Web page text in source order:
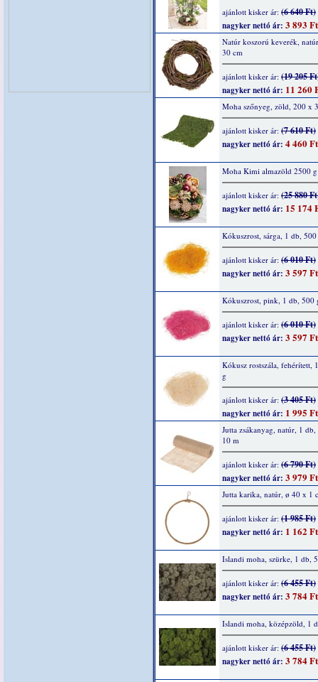
ajánlott kisker ár: (6 640 Ft)
nagyker nettó ár: 3 893 Ft
Natúr koszorú keverék,
30 cm
ajánlott kisker ár: (19 205
nagyker nettó ár: 11 260
Moha szőnyeg, zöld, 200 x
ajánlott kisker ár: (7 610 Ft)
nagyker nettó ár: 4 460 Ft
Moha Kimi almazöld 2500 g
ajánlott kisker ár: (25 880
nagyker nettó ár: 15 174
Kókuszrost, sárga, 1 db,
ajánlott kisker ár: (6 010 Ft)
nagyker nettó ár: 3 597 Ft
Kókuszrost, pink, 1 db, 500
ajánlott kisker ár: (6 010 Ft)
nagyker nettó ár: 3 597 Ft
Kókusz rostszála, fehérített,
g
ajánlott kisker ár: (3 405 Ft)
nagyker nettó ár: 1 995 Ft
Jutta zsákanyag, natúr, 1
10 m
ajánlott kisker ár: (6 790 Ft)
nagyker nettó ár: 3 979 Ft
Jutta karika, natúr, ø 40 x 1
ajánlott kisker ár: (1 985 Ft)
nagyker nettó ár: 1 162 Ft
Islandi moha, szürke, 1 db,
ajánlott kisker ár: (6 455 Ft)
nagyker nettó ár: 3 784 Ft
Islandi moha, középzöld, 1
ajánlott kisker ár: (6 455 Ft)
nagyker nettó ár: 3 784 Ft